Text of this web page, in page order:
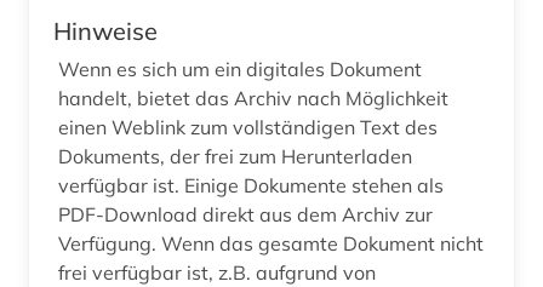
Hinweise
Wenn es sich um ein digitales Dokument
handelt, bietet das Archiv nach Möglichkeit
einen Weblink zum vollständigen Text des
Dokuments, der frei zum Herunterladen
verfügbar ist. Einige Dokumente stehen als
PDF-Download direkt aus dem Archiv zur
Verfügung. Wenn das gesamte Dokument nicht
frei verfügbar ist, z.B. aufgrund von